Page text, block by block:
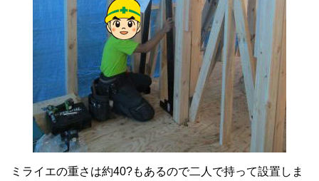
ミライエの重さは約40?もあるので二人で持って設置しま